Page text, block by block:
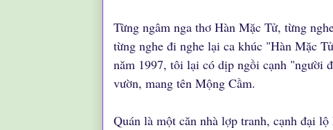
Từng ngâm nga thơ Hàn Mặc Tử, từng
từng nghe đi nghe lại ca khúc "Hàn Mặc
năm 1997, tôi lại có dịp ngồi cạnh "người
vườn, mang tên Mộng Cầm.
Quán là một căn nhà lợp tranh, cạnh đại